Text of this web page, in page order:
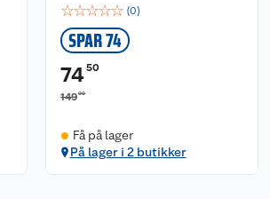
☆☆☆☆☆ (0)
SPAR 74
7450
14900
Få på lager
På lager i 2 butikker